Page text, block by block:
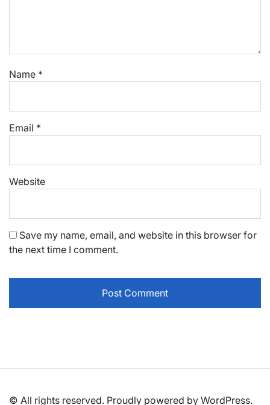
Name *
Email *
Website
Save my name, email, and website in this browser for
the next time I comment.
© All rights reserved. Proudly powered by WordPress.